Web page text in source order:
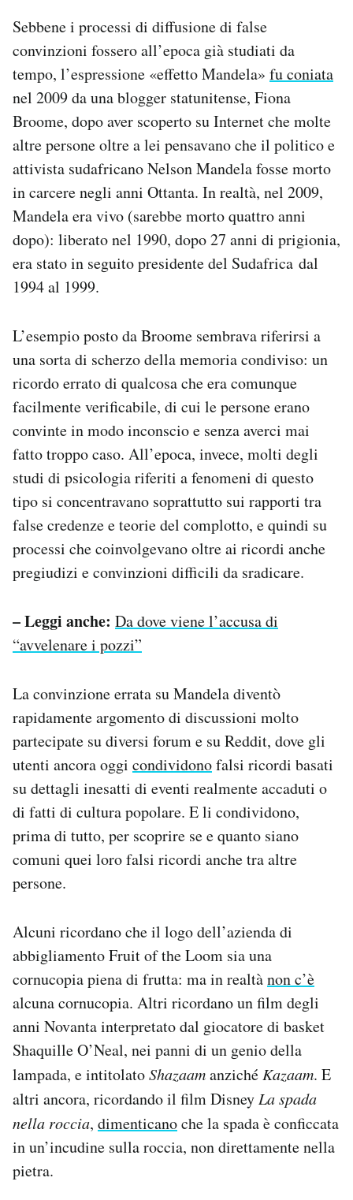
Sebbene i processi di diffusione di false
convinzioni fossero all’epoca già studiati da
tempo, l’espressione «effetto Mandela» fu coniata
nel 2009 da una blogger statunitense, Fiona
Broome, dopo aver scoperto su Internet che molte
altre persone oltre a lei pensavano che il politico e
attivista sudafricano Nelson Mandela fosse morto
in carcere negli anni Ottanta. In realtà, nel 2009,
Mandela era vivo (sarebbe morto quattro anni
dopo): liberato nel 1990, dopo 27 anni di prigionia,
era stato in seguito presidente del Sudafrica dal
1994 al 1999.
L’esempio posto da Broome sembrava riferirsi a
una sorta di scherzo della memoria condiviso: un
ricordo errato di qualcosa che era comunque
facilmente verificabile, di cui le persone erano
convinte in modo inconscio e senza averci mai
fatto troppo caso. All’epoca, invece, molti degli
studi di psicologia riferiti a fenomeni di questo
tipo si concentravano soprattutto sui rapporti tra
false credenze e teorie del complotto, e quindi su
processi che coinvolgevano oltre ai ricordi anche
pregiudizi e convinzioni difficili da sradicare.
– Leggi anche: Da dove viene l’accusa di
“avvelenare i pozzi”
La convinzione errata su Mandela diventò
rapidamente argomento di discussioni molto
partecipate su diversi forum e su Reddit, dove gli
utenti ancora oggi condividonofalsi ricordi basati
su dettagli inesatti di eventi realmente accaduti o
di fatti di cultura popolare. E li condividono,
prima di tutto, per scoprire se e quanto siano
comuni quei loro falsi ricordi anche tra altre
persone.
Alcuni ricordano che il logo dell’azienda di
abbigliamento Fruit of the Loom sia una
cornucopia piena di frutta: ma in realtànon c’è
alcuna cornucopia. Altri ricordano un film degli
anni Novanta interpretato dal giocatore di basket
Shaquille O’Neal, nei panni di un genio della
lampada, e intitolatoShazaamanzichéKazaam. E
altri ancora, ricordando il film DisneyLa spada
nella roccia, dimenticanoche la spada è conficcata
in un’incudine sulla roccia, non direttamente nella
pietra.